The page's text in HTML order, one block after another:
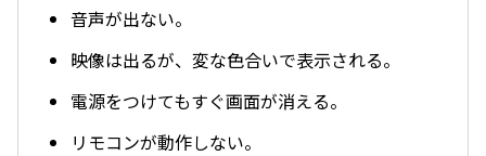
音声が出ない。
映像は出るが、変な色合いで表示される。
電源をつけてもすぐ画面が消える。
リモコンが動作しない。